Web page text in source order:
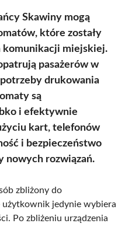
Skawiny mogą
które zostały
komunikacji miejskiej.
pasażerów w
drukowania
są
i efektywnie
kart, telefonów
i bezpieczeństwo
nowych rozwiązań.
zbliżony do
jedynie wybiera
Po zbliżeniu urządzenia